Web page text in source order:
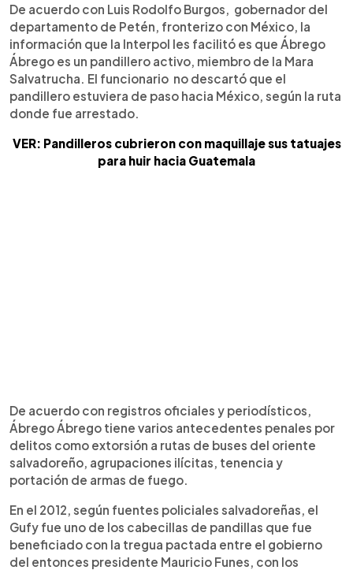
De acuerdo con Luis Rodolfo Burgos, gobernador del
departamento de Petén, fronterizo con México, la
información que la Interpol les facilitó es que Ábrego
Ábrego es un pandillero activo, miembro de la Mara
Salvatrucha. El funcionario no descartó que el
pandillero estuviera de paso hacia México, según la ruta
donde fue arrestado.
VER: Pandilleros cubrieron con maquillaje sus tatuajes
para huir hacia Guatemala
De acuerdo con registros oficiales y periodísticos,
Ábrego Ábrego tiene varios antecedentes penales por
delitos como extorsión a rutas de buses del oriente
salvadoreño, agrupaciones ilícitas, tenencia y
portación de armas de fuego.
En el 2012, según fuentes policiales salvadoreñas, el
Gufy fue uno de los cabecillas de pandillas que fue
beneficiado con la tregua pactada entre el gobierno
del entonces presidente Mauricio Funes, con los